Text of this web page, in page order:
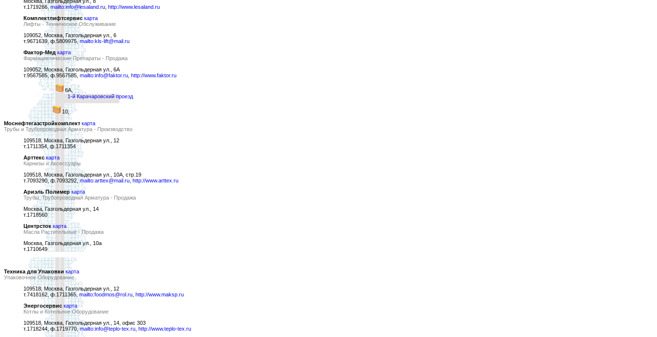
т.1719266,mailto:info@lesaland.ru http://www.lesaland.ru
Комплектлифтсервис карта
Лифты - Техническое Обслуживание
109052, Москва, Газгольдерная ул., 6
т.9671639, ф.5809975,mailto:kls-lift@mail.ru
Фактор-Мед карта
Фармацевтические Препараты - Продажа
109052, Москва, Газгольдерная ул., 6А
т.9567585, ф.9567585, mailto:info@faktor.ru http://www.faktor.ru
6А,
1-й Карачаровский проезд
10,
Моснефтегазстройкомплект карта
Трубы и Трубопроводная Арматура - Производство
109518, Москва, Газгольдерная ул., 12
т.1711354, ф.1711354
Арттекс карта
Карнизы и Аксессуары
109518, Москва, Газгольдерная ул., 10А, стр.19
т.7093290, ф.7093292,mailto:arttex@mail.ru http://www.arttex.ru
Ариэль Полимер карта
Трубы, Трубопроводная Арматура - Продажа
Москва, Газгольдерная ул., 14
т.1718560
Центрсток карта
Масла Растительные - Продажа
Москва, Газгольдерная ул., 10а
т.1710649
Техника для Упаковки карта
Упаковочное Оборудование
109518, Москва, Газгольдерная ул., 12
т.7418162, ф.1711365,mailto:foodmos@rol.ru http://www.maksp.ru
Энергосервис карта
Котлы и Котельное Оборудование
109518, Москва, Газгольдерная ул., 14, офис 303
т.1718244, ф.1719770,mailto:info@teplo-tex.ru http://www.teplo-tex.ru